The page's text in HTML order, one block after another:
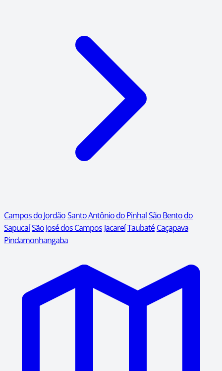
Campos do JordãoSanto Antônio do PinhalSão Bento do
SapucaíSão José dos Campos JacareíTaubaté Caçapava
Pindamonhangaba